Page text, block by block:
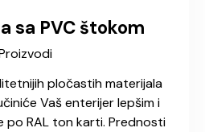
sa PVC štokom
pločastih materijala
Vaš enterijer lepšim i
po RAL ton karti. Prednosti